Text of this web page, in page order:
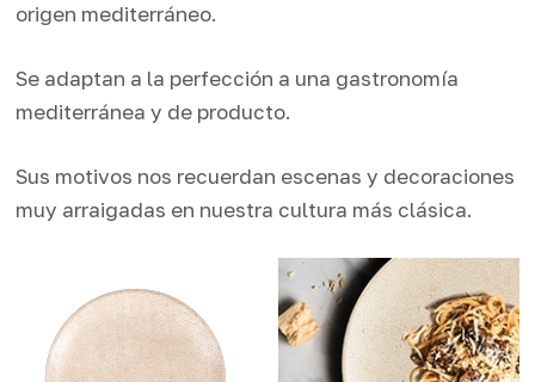
origen mediterráneo.
Se adaptan a la perfección a una gastronomía
mediterránea y de producto.
Sus motivos nos recuerdan escenas y decoraciones
muy arraigadas en nuestra cultura más clásica.